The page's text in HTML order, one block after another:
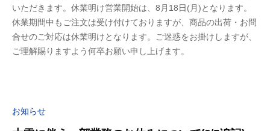
ル
デ
ィ
いただきます。休業明け営業開始は、8月18日(月)となります。
休業期間中もご注文は受け付けておりますが、商品の出荷・お問
合せのご対応は休業明けとなります。ご迷惑をお掛けしますが、
ご理解賜りますよう何卒お願い申し上げます。
お知らせ